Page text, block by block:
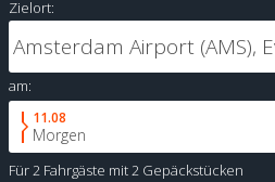
Zielort:
am:
11.08
Morgen
Für2 Fahrgäste mit2 Gepäckstücken